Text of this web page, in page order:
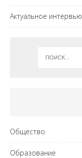
Актуальное интервью
Общество
Образование